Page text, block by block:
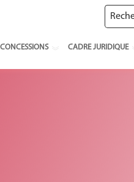
Select your language
CONCESSIONS CADRE JURIDIQUE